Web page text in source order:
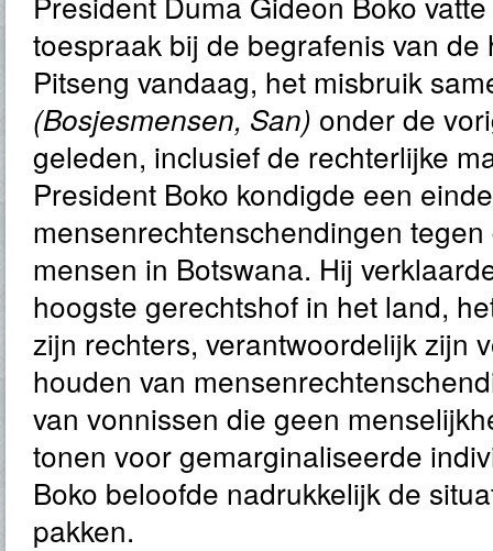
toespraak bij de begrafenis van
Pitseng vandaag, het misbruik
(Bosjesmensen, San) onder de
geleden, inclusief de rechterlijke
President Boko kondigde een
mensenrechtenschendingen
mensen in Botswana. Hij
hoogste gerechtshof in het land,
zijn rechters, verantwoordelijk zijn
houden van
van vonnissen die geen
tonen voor gemarginaliseerde
Boko beloofde nadrukkelijk de
pakken.